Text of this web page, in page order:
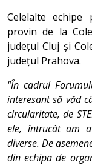
Celelalte echipe
provin de la
județul Cluj și
județul Prahova.
"În cadrul
interesant să văd
circularitate, de
ele, întrucât am
diverse. De
din echipa de